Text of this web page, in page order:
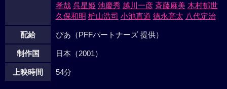
孝哉 呉星姫 池慶秀 越川一彦 斉藤麻美 木村郁世
久保和明 枦山浩司 小池直道 徳永亮太 八代定治
配給 ぴあ（PFFパートナーズ 提供）
制作国 日本（2001）
上映時間 54分